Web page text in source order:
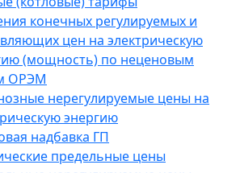
конечных регулируемых и
цен на электрическую
(мощность) по неценовым
ОРЭМ
нерегулируемые цены на
энергию
надбавка ГП
предельные цены